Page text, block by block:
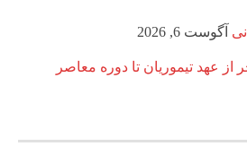
آگوست 6, 2026